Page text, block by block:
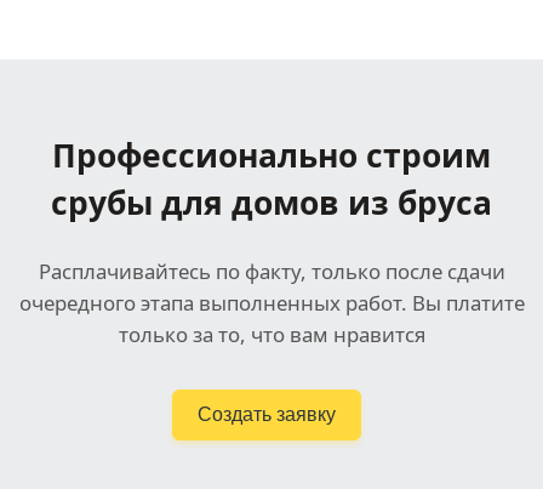
Профессионально строим
срубы для домов из бруса
Расплачивайтесь по факту, только после сдачи
очередного этапа выполненных работ. Вы платите
только за то, что вам нравится
Создать заявку